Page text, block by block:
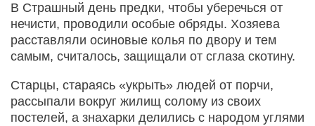
В Страшный день предки, чтобы уберечься от
нечисти, проводили особые обряды. Хозяева
расставляли осиновые колья по двору и тем
самым, считалось, защищали от сглаза скотину.
Старцы, стараясь «укрыть» людей от порчи,
рассыпали вокруг жилищ солому из своих
постелей, а знахарки делились с народом углями